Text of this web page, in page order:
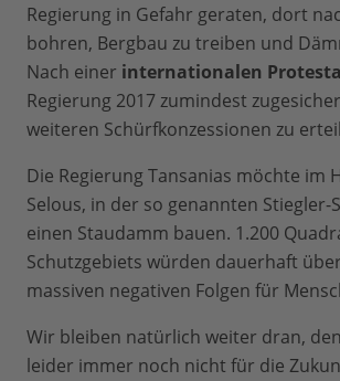
Regierung in Gefahr geraten, dort
bohren, Bergbau zu treiben und
Nach einer internationalen
Regierung 2017 zumindest
weiteren Schürfkonzessionen zu
Die Regierung Tansanias möchte im
Selous, in der so genannten Stiegler-
einen Staudamm bauen. 1.200
Schutzgebiets würden dauerhaft
massiven negativen Folgen für
Wir bleiben natürlich weiter dran,
leider immer noch nicht für die